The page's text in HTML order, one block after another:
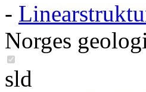
-
Norges
sld